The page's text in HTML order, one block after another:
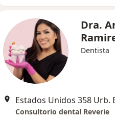
Dra.
Dentista
Consultorio dental Reverie